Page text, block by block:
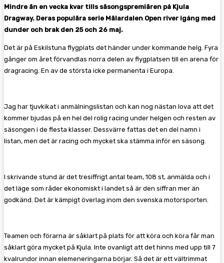
Mindre än en vecka kvar tills säsongspremiären på Kjula
Dragway. Deras populära serie Mälardalen Open river igång med
dunder och brak den 25 och 26 maj.
Det är på Eskilstuna flygplats det händer under kommande helg. Fyra
gånger om året förvandlas norra delen av flygplatsen till en arena för
dragracing. En av de största icke permanenta i Europa.
Jag har tjuvkikat i anmälningslistan och kan nog nästan lova att det
kommer bjudas på en hel del rolig racing under helgen och resten av
säsongen i de flesta klasser. Dessvärre fattas det en del namn i
listan, men det är racing och mycket ska stämma inför en säsong.
I skrivande stund är det tresiffrigt antal team, 108 st, anmälda och i
det läge som råder ekonomiskt i landet så är den siffran mer än
godkänd. Det är kämpigt överlag inom den svenska motorsporten.
Teamen och förarna är såklart på plats för att köra och köra får man
såklart göra mycket på Kjula. Inte ovanligt att det hinns med upp till 7
kvalrundor innan elemeneringarna börjar. Så det är ett vältrimmat